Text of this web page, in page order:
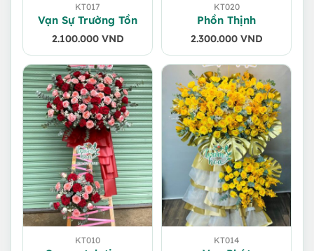
KT017
Vạn Sự Trường Tồn
2.100.000 VND
KT020
Phồn Thịnh
2.300.000 VND
KT010 KT014